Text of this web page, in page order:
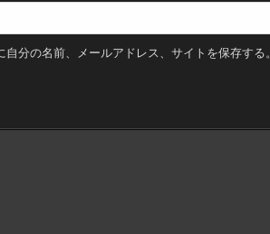
分の名前、メールアドレス、サイトを保存する。